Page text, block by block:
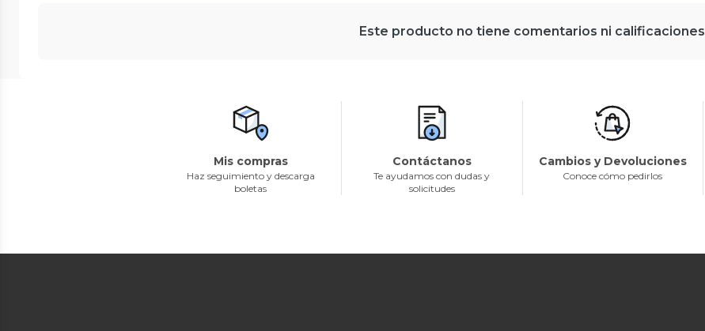
Este producto no tiene comentarios ni calificaciones
Mis compras
Haz seguimiento y descarga
boletas
Contáctanos
Te ayudamos con dudas y
solicitudes
Cambios y Devoluciones
Conoce cómo pedirlos